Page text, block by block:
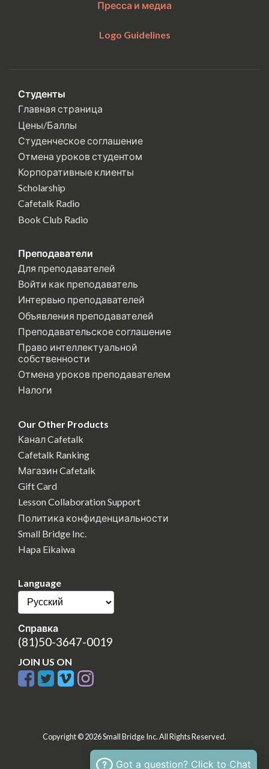
Пресса и медиа
Logo Guidelines
Студенты
Главная страница
Цены/Баллы
Студенческое соглашение
Отмена уроков студентом
Корпоративные клиенты
Scholarship
Cafetalk Radio
Book Club Radio
Преподаватели
Для преподавателей
Войти как преподаватель
Интервью преподавателей
Объявления преподавателей
Преподавательское соглашение
Право интеллектуальной
собственности
Отмена уроков преподавателем
Налоги
Our Other Products
Канал Cafetalk
Cafetalk Ranking
Магазин Cafetalk
Gift Card
Lesson Collaboration Support
Политика конфиденциальности
Small Bridge Inc.
Hapa Eikaiwa
Language
Справка
(81)50-3647-0019
JOIN US ON
Copyright © 2026 Small Bridge Inc. All Rights Reserved.
Got a question? Click to Chat